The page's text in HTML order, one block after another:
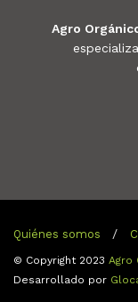
Agro
Quiénes somos
© Copyright 2023 Agro
Desarrollado por